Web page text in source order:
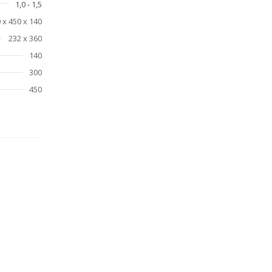
1,0 - 1,5
х 450 х 140
232 х 360
140
300
450